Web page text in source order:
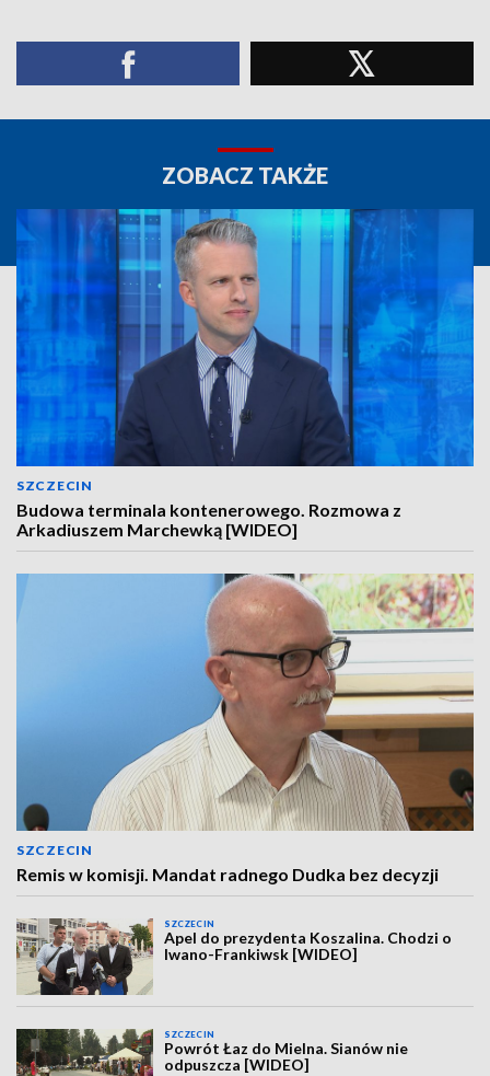
ZOBACZ TAKŻE
SZCZECIN
Budowa terminala kontenerowego. Rozmowa z
Arkadiuszem Marchewką [WIDEO]
SZCZECIN
Remis w komisji. Mandat radnego Dudka bez decyzji
SZCZECIN
Apel do prezydenta Koszalina. Chodzi o
Iwano-Frankiwsk [WIDEO]
SZCZECIN
Powrót Łaz do Mielna. Sianów nie
odpuszcza [WIDEO]